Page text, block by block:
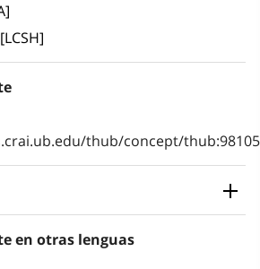
thub/concept/
en otras lenguas